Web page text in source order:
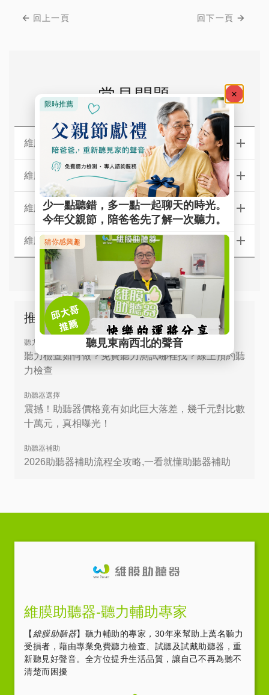
回上一頁 回下一頁
常見問題
維膜助聽器【台北】門市據點
維膜助聽器【新北】門市據點
維膜助聽器【中區】門市據點
維膜助聽器【南區】門市據點
推薦文章
聽力檢測
聽力檢查如何做？免費聽力測試哪裡找？線上預約聽
力檢查
助聽器選擇
震撼！助聽器價格竟有如此巨大落差，幾千元對比數
十萬元，真相曝光！
助聽器補助
2026助聽器補助流程全攻略,一看就懂助聽器補助
維膜助聽器-聽力輔助專家
【 維膜助聽器】聽力輔助的專家，30年來幫助上萬名聽力
受損者，藉由專業免費聽力檢查、試聽及試戴助聽器，重
新聽見好聲音。全方位提升生活品質，讓自己不再為聽不
清楚而困擾